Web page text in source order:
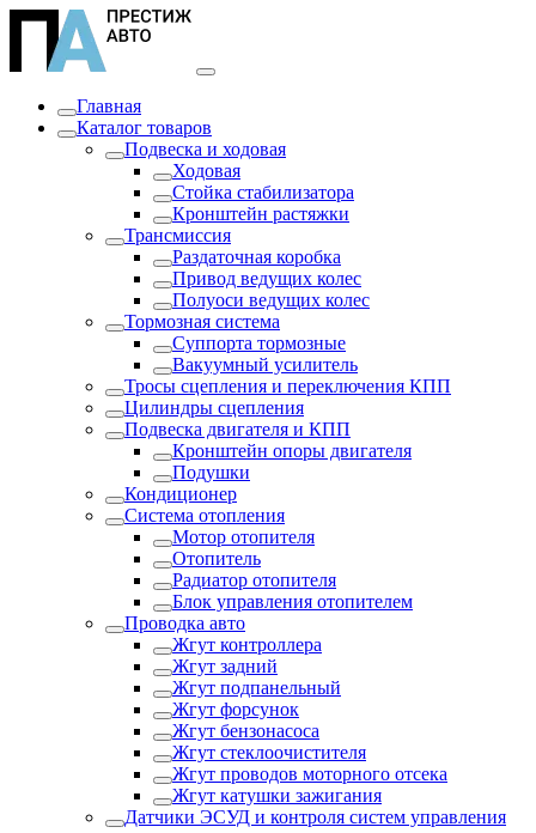
Главная
Каталог товаров
Подвеска и ходовая
Ходовая
Стойка стабилизатора
Кронштейн растяжки
Трансмиссия
Раздаточная коробка
Привод ведущих колес
Полуоси ведущих колес
Тормозная система
Суппорта тормозные
Вакуумный усилитель
Тросы сцепления и переключения КПП
Цилиндры сцепления
Подвеска двигателя и КПП
Кронштейн опоры двигателя
Подушки
Кондиционер
Система отопления
Мотор отопителя
Отопитель
Радиатор отопителя
Блок управления отопителем
Проводка авто
Жгут контроллера
Жгут задний
Жгут подпанельный
Жгут форсунок
Жгут бензонасоса
Жгут стеклоочистителя
Жгут проводов моторного отсека
Жгут катушки зажигания
Датчики ЭСУД и контроля систем управления